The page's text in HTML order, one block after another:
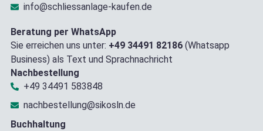
info@schliessanlage-kaufen.de
Beratung per WhatsApp
Sie erreichen uns unter: +49 34491 82186(Whatsapp
Business) als Text und Sprachnachricht
Nachbestellung
+49 34491 583848
nachbestellung@sikosln.de
Buchhaltung